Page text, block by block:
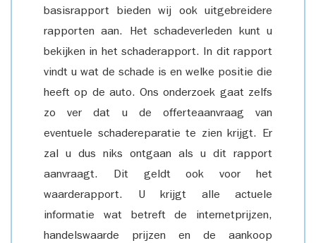
basisrapport bieden wij ook uitgebreidere
rapporten aan. Het schadeverleden kunt u
bekijken in het schaderapport. In dit rapport
vindt u wat de schade is en welke positie die
heeft op de auto. Ons onderzoek gaat zelfs
zo ver dat u de offerteaanvraag van
eventuele schadereparatie te zien krijgt. Er
zal u dus niks ontgaan als u dit rapport
aanvraagt. Dit geldt ook voor het
waarderapport. U krijgt alle actuele
informatie wat betreft de internetprijzen,
handelswaarde prijzen en de aankoop